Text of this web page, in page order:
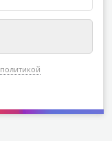
политикой